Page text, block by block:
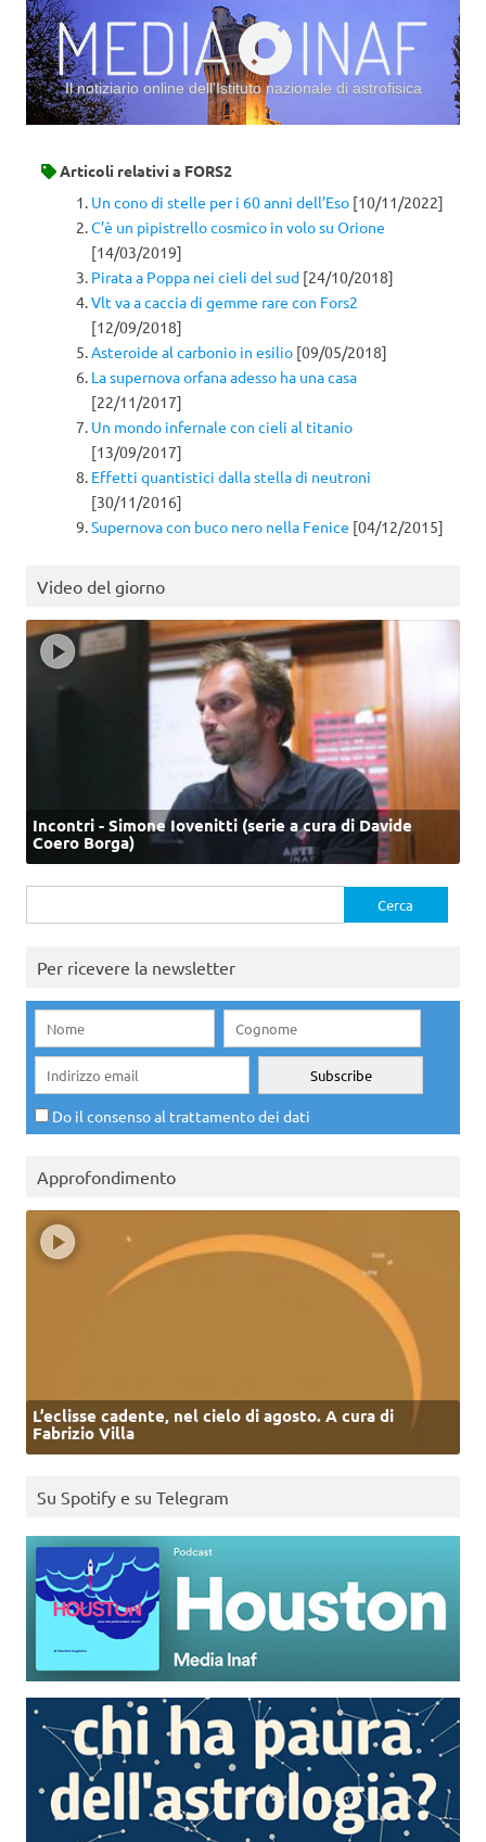
Il notiziario online dell’Istituto nazionale di astrofisica
Articoli relativi a FORS2
Un cono di stelle per i 60 anni dell’Eso [10/11/2022]
C’è un pipistrello cosmico in volo su Orione
[14/03/2019]
Pirata a Poppa nei cieli del sud [24/10/2018]
Vlt va a caccia di gemme rare con Fors2
[12/09/2018]
Asteroide al carbonio in esilio [09/05/2018]
La supernova orfana adesso ha una casa
[22/11/2017]
Un mondo infernale con cieli al titanio
[13/09/2017]
Effetti quantistici dalla stella di neutroni
[30/11/2016]
Supernova con buco nero nella Fenice [04/12/2015]
Video del giorno
Incontri - Simone Iovenitti (serie a cura di Davide
Coero Borga)
per:
Per ricevere la newsletter
Do il consenso al trattamento dei dati
Approfondimento
L’eclisse cadente, nel cielo di agosto. A cura di
Fabrizio Villa
Su Spotify e su Telegram